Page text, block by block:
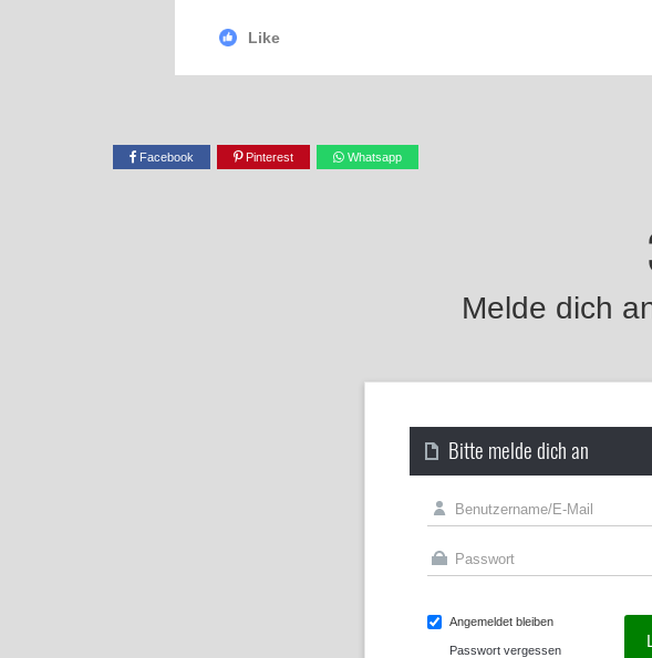
Like
Facebook Pinterest Whatsapp
Melde dich
Bitte melde dich an
Angemeldet bleiben
Passwort vergessen